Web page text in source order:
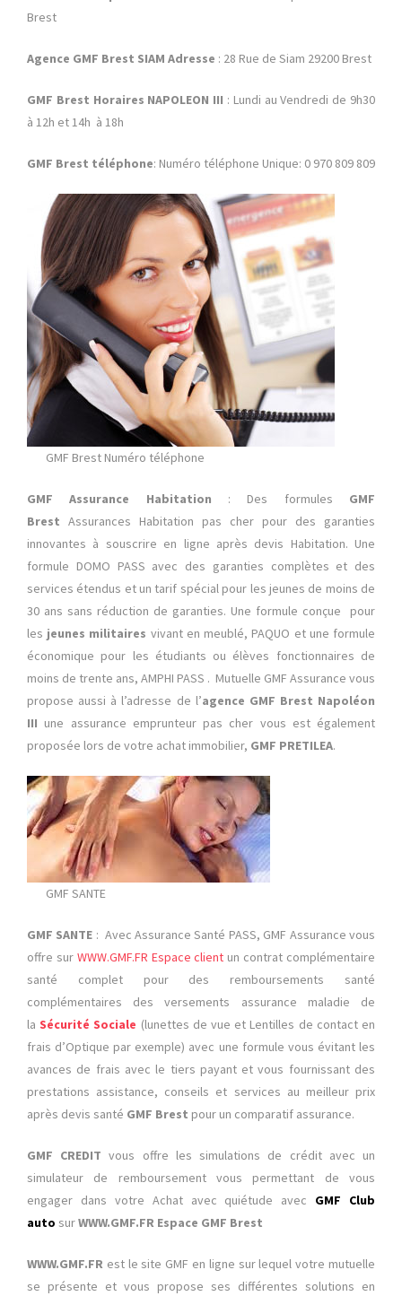
Brest
Agence GMF Brest SIAM Adresse : 28 Rue de Siam 29200 Brest
GMF Brest Horaires NAPOLEON III : Lundi au Vendredi de 9h30
à 12h et 14h à 18h
GMF Brest téléphone: Numéro téléphone Unique: 0 970 809 809
GMF Brest Numéro téléphone
GMF Assurance Habitation : Des formules GMF
Brest Assurances Habitation pas cher pour des garanties
innovantes à souscrire en ligne après devis Habitation. Une
formule DOMO PASS avec des garanties complètes et des
services étendus et un tarif spécial pour les jeunes de moins de
30 ans sans réduction de garanties. Une formule conçue pour
les jeunes militaires vivant en meublé, PAQUO et une formule
économique pour les étudiants ou élèves fonctionnaires de
moins de trente ans, AMPHI PASS . Mutuelle GMF Assurance vous
propose aussi à l’adresse de l’agence GMF Brest Napoléon
III une assurance emprunteur pas cher vous est également
proposée lors de votre achat immobilier, GMF PRETILEA.
GMF SANTE
GMF SANTE : Avec Assurance Santé PASS, GMF Assurance vous
offre sur WWW.GMF.FR Espace client un contrat complémentaire
santé complet pour des remboursements santé
complémentaires des versements assurance maladie de
laSécurité Sociale (lunettes de vue et Lentilles de contact en
frais d’Optique par exemple) avec une formule vous évitant les
avances de frais avec le tiers payant et vous fournissant des
prestations assistance, conseils et services au meilleur prix
après devis santé GMF Brest pour un comparatif assurance.
GMF CREDIT vous offre les simulations de crédit avec un
simulateur de remboursement vous permettant de vous
engager dans votre Achat avec quiétude avec
GMF Club
auto surWWW.GMF.FR Espace GMF Brest
WWW.GMF.FR est le site GMF en ligne sur lequel votre mutuelle
se présente et vous propose ses différentes solutions en